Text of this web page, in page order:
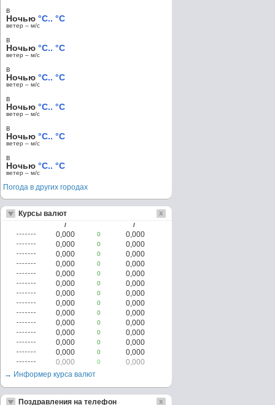
в
Ночью °C.. °C
ветер – м/c
в
Ночью °C.. °C
ветер – м/c
в
Ночью °C.. °C
ветер – м/c
в
Ночью °C.. °C
ветер – м/c
в
Ночью °C.. °C
ветер – м/c
в
Ночью °C.. °C
ветер – м/c
Погода в других городах
Курсы валют
/ /
0,000 0
0,000
0,000
0
0,000
0,000
0
0,000
0,000
0
0,000
0,000
0
0,000
0,000
0
0,000
0,000
0
0,000
0,000
0
0,000
0,000
0
0,000
0,000
0
0,000
0,000
0
0,000
0,000
0
0,000
0,000
0
0,000
0,000
0
0,000
→ Информер курса валют
Поздравления на телефон